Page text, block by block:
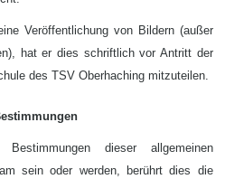
Veröffentlichung von Bildern (außer
hat er dies schriftlich vor Antritt der
des TSV Oberhaching mitzuteilen.
dieser allgemeinen
sein oder werden, berührt dies die